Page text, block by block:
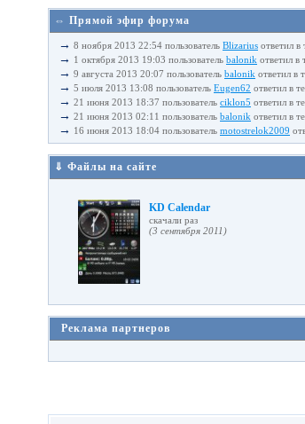
⇔ Прямой эфир форума
→ 8 ноября 2013 22:54 пользователь Blizarius ответил в
→ 1 октября 2013 19:03 пользователь balonik ответил в
→ 9 августа 2013 20:07 пользователь balonik ответил в
→ 5 июля 2013 13:08 пользователь Eugen62 ответил в
→ 21 июня 2013 18:37 пользователь ciklon5 ответил в
→ 21 июня 2013 02:11 пользователь balonik ответил в
→ 16 июня 2013 18:04 пользователь motostrelok2009
⇓ Файлы на сайте
KD Calendar
cкачали раз
(3 сентября 2011)
Реклама партнеров